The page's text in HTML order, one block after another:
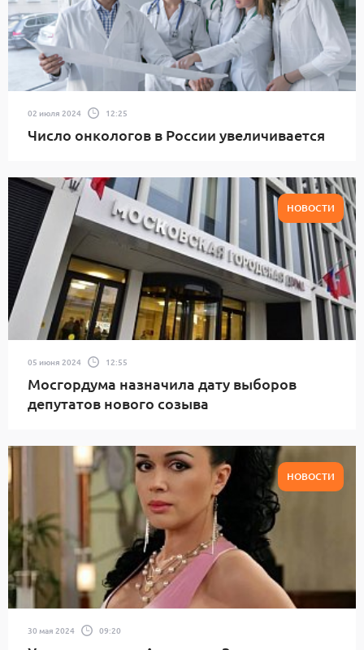
02 июля 2024 12:25
Число онкологов в России увеличивается
НОВОСТИ
05 июня 2024 12:55
Мосгордума назначила дату выборов
депутатов нового созыва
НОВОСТИ
30 мая 2024 09:20